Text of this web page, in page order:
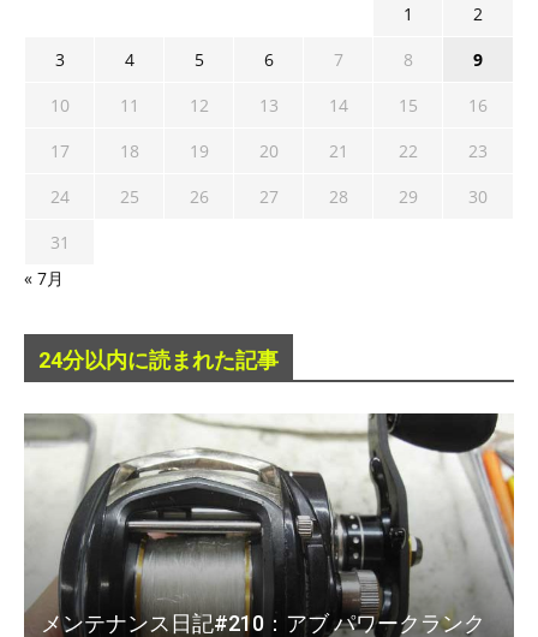
1
2
3
4 5 6 7 8
9
10
11 12 13 14 15
16
17
18 19 20 21 22
23
24
25 26 27 28 29
30
31
« 7月
24分以内に読まれた記事
メンテナンス日記#210：アブ パワークランク